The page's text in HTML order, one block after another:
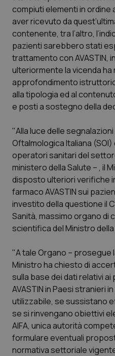
Lazio
Liguria
Lombardia
Marche
Piemonte
Provincia
Provincia
Puglia
Sardegna
Sicilia
Toscana
Umbria
Diabete &
Disturbi dell’umore
Dolore
Donna & Salute
HIV
Infezioni & Febbre
Ipertensione &
Malattie rare
Malattia di Crohn &
Neuroscienze &
Obesità
Oftalmologia
compiuti elementi in ordine
aver ricevuto da
contenente, tra l’altro,
pazienti sarebbero stati
trattamento con AVASTIN,
ulteriormente la vicenda ha
approfondimento
alla tipologia ed al
e posti a sostegno della
"Alla luce delle
Oftalmologica Italiana
operatori sanitari del
ministero della Salute – , il
disposto ulteriori verifiche
farmaco AVASTIN sui
investito della questione il
Sanità, massimo organo di
scientifica del Ministro
"A tale Organo – prosegue
Ministro ha chiesto di
sulla base dei dati relativi
AVASTIN in Paesi stranieri
utilizzabile, se sussistano
se si rinvengano obiettivi
AIFA, unica autorità
formulare eventuali
normativa settoriale